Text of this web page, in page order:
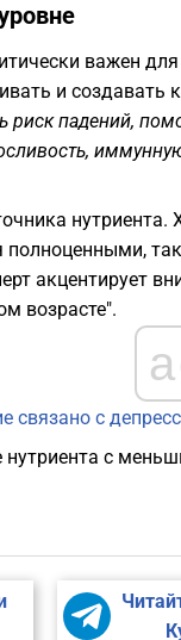
важен
и создавать
риск падений,
акцентирует
возрасте".
связано с
с